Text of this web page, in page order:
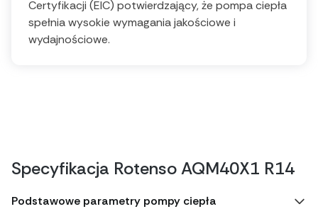
Certyfikacji (EIC) potwierdzający, że pompa ciepła
spełnia wysokie wymagania jakościowe i
wydajnościowe.
Specyfikacja Rotenso AQM40X1 R14
Podstawowe parametry pompy ciepła